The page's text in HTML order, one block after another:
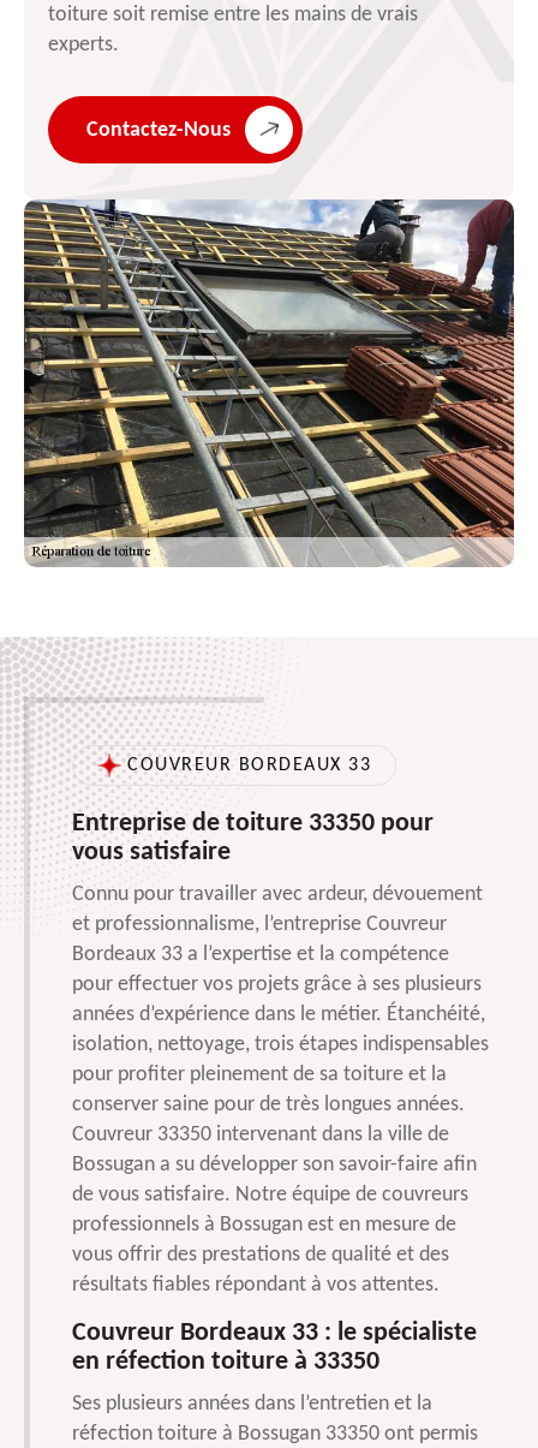
toiture soit remise entre les mains de vrais
experts.
Contactez-Nous
COUVREUR BORDEAUX 33
Entreprise de toiture 33350 pour
vous satisfaire
Connu pour travailler avec ardeur, dévouement
et professionnalisme, l’entreprise Couvreur
Bordeaux 33 a l’expertise et la compétence
pour effectuer vos projets grâce à ses plusieurs
années d’expérience dans le métier. Étanchéité,
isolation, nettoyage, trois étapes indispensables
pour profiter pleinement de sa toiture et la
conserver saine pour de très longues années.
Couvreur 33350 intervenant dans la ville de
Bossugan a su développer son savoir-faire afin
de vous satisfaire. Notre équipe de couvreurs
professionnels à Bossugan est en mesure de
vous offrir des prestations de qualité et des
résultats fiables répondant à vos attentes.
Couvreur Bordeaux 33 : le spécialiste
en réfection toiture à 33350
Ses plusieurs années dans l’entretien et la
réfection toiture à Bossugan 33350 ont permis